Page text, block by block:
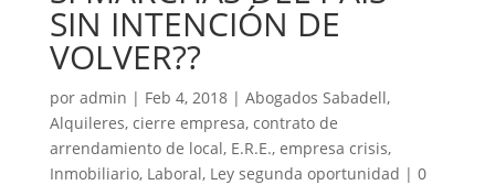
SIN INTENCIÓN DE
VOLVER??
por admin | Feb 4, 2018| Abogados Sabadell,
Alquileres, cierre empresa, contrato de
arrendamiento de local, E.R.E., empresa crisis,
Inmobiliario, Laboral, Ley segunda oportunidad | 0